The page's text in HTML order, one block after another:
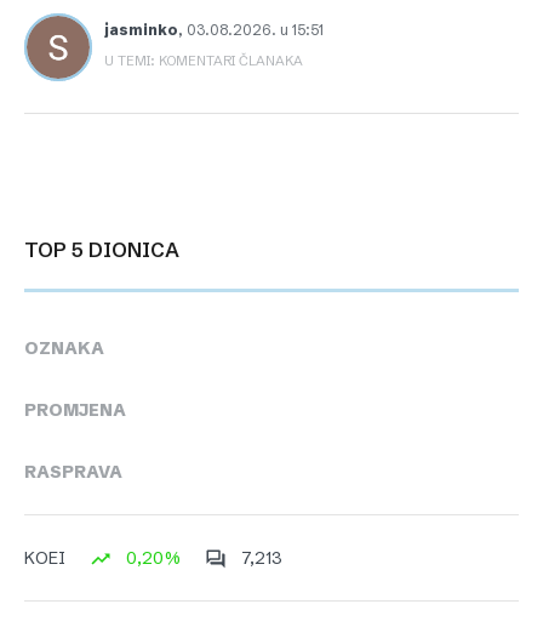
jasminko, 03.08.2026. u 15:51
U TEMI: KOMENTARI ČLANAKA
TOP 5 DIONICA
OZNAKA
PROMJENA
RASPRAVA
KOEI 0,20% 7,213